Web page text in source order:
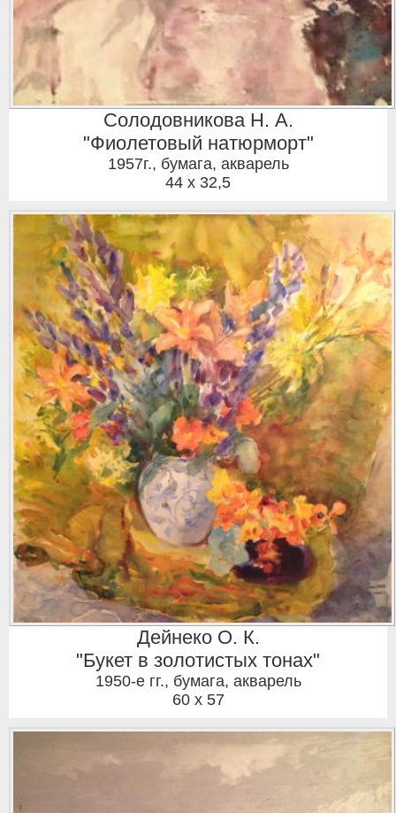
Солодовникова Н. А.
"Фиолетовый натюрморт"
1957г., бумага, акварель
44 x 32,5
Дейнеко О. К.
"Букет в золотистых тонах"
1950-е гг., бумага, акварель
60 x 57